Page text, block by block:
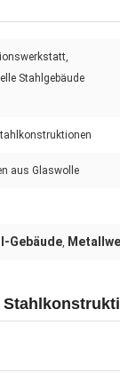
Stahlgebäude
aus Glaswolle
Gebäude,